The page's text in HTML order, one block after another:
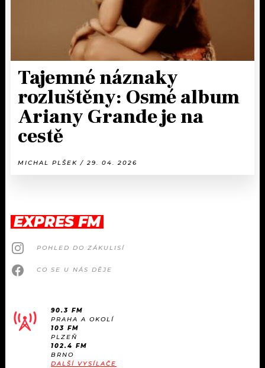
Tajemné náznaky
rozluštěny: Osmé album
Ariany Grande je na
cestě
MICHAL PLŠEK / 29. 04. 2026
EXPRES FM
POHLED DO ZÁKULISÍ
CO SE U NÁS DĚJE
90.3 FM
PRAHA A OKOLÍ
103 FM
PLZEŇ
102.4 FM
BRNO
DALŠÍ VYSÍLAČE